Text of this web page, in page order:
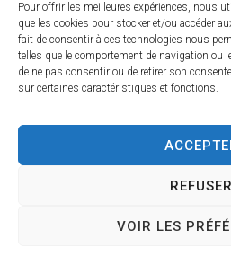
Pour offrir les meilleures expériences, nous
que les cookies pour stocker et/ou accéder
fait de consentir à ces technologies nous
telles que le comportement de navigation ou
de ne pas consentir ou de retirer son
sur certaines caractéristiques et fonctions.
REFUSER
VOIR LES
02 32 46 63 00
Contact
Horaires d’ouverture
Du lundi au vendredi :
et de 13h30 à 17h